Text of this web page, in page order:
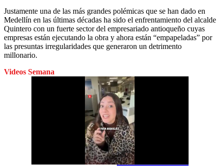
Justamente una de las más grandes polémicas que se han dado en
Medellín en las últimas décadas ha sido el enfrentamiento del alcalde
Quintero con un fuerte sector del empresariado antioqueño cuyas
empresas están ejecutando la obra y ahora están “empapeladas” por
las presuntas irregularidades que generaron un detrimento
millonario.
Videos Semana